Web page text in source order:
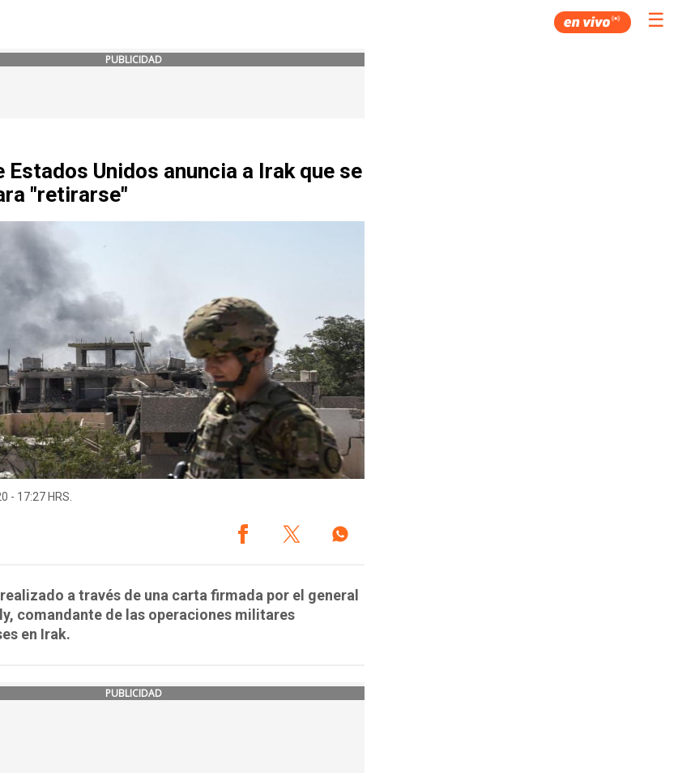
☰
PUBLICIDAD
Estados Unidos anuncia a Irak que se
"retirarse"
- 17:27 HRS.
a través de una carta firmada por el general
comandante de las operaciones militares
en Irak.
PUBLICIDAD